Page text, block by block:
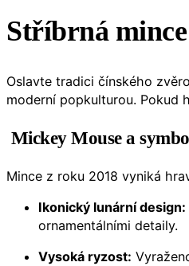
Stříbrná
Oslavte tradici čínského
moderní popkulturou. Pokud
Mickey Mouse a
Mince z roku 2018 vyniká
Ikonický lunární design:
ornamentálními detaily.
Vysoká ryzost: